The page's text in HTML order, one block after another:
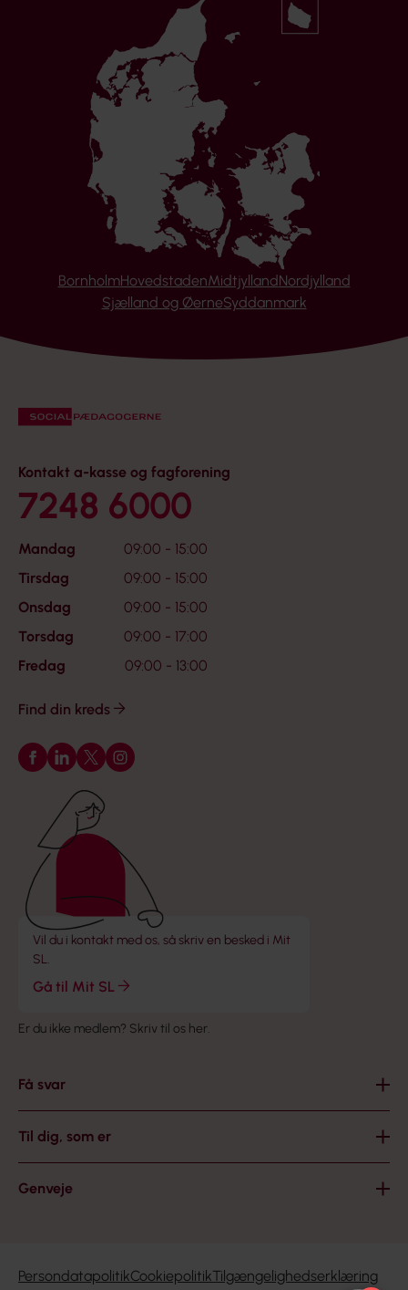
BornholmHovedstadenMidtjyllandNordjylland
Sjælland og ØerneSyddanmark
Kontakt a-kasse og fagforening
7248 6000
Mandag
09:00 - 15:00
Tirsdag
09:00 - 15:00
Onsdag
09:00 - 15:00
Torsdag
09:00 - 17:00
Fredag
09:00 - 13:00
Find din kreds
Følg os på Facebook
Følg os på LinkedIn
Følg os på X
Følg os på Instagram
Vil du i kontakt med os, så skriv en besked i Mit
SL.
Gå til Mit SL
Er du ikke medlem? Skriv til os her.
Få svar
Til dig, som er
Genveje
PersondatapolitikCookiepolitikTilgængelighedserklæring